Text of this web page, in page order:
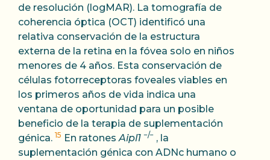
de resolución (logMAR). La tomografía de
coherencia óptica (OCT) identificó una
relativa conservación de la estructura
externa de la retina en la fóvea solo en niños
menores de 4 años. Esta conservación de
células fotorreceptoras foveales viables en
los primeros años de vida indica una
ventana de oportunidad para un posible
beneficio de la terapia de suplementación
génica. 15 En ratonesAipl1 −/− , la
suplementación génica con ADNc humano o